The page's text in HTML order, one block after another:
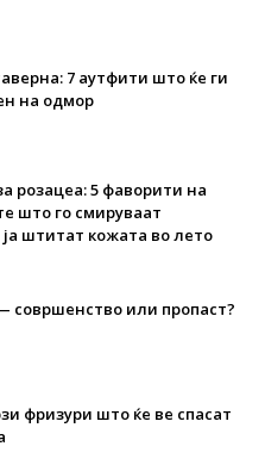
7 аутфити што ќе ги
на одмор
розацеа: 5 фаворити на
што го смируваат
штитат кожата во лето
совршенство или пропаст?
фризури што ќе ве спасат